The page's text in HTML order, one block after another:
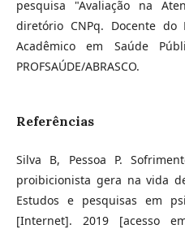
pesquisa "Avaliação na
diretório CNPq. Docente do
Acadêmico em Saúde
PROFSAÚDE/ABRASCO.
Referências
Silva B, Pessoa P.
proibicionista gera na vida
Estudos e pesquisas em
[Internet]. 2019 [acesso